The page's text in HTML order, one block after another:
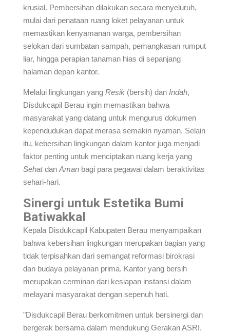
krusial. Pembersihan dilakukan secara menyeluruh,
mulai dari penataan ruang loket pelayanan untuk
memastikan kenyamanan warga, pembersihan
selokan dari sumbatan sampah, pemangkasan rumput
liar, hingga perapian tanaman hias di sepanjang
halaman depan kantor.
Melalui lingkungan yang Resik (bersih) dan Indah,
Disdukcapil Berau ingin memastikan bahwa
masyarakat yang datang untuk mengurus dokumen
kependudukan dapat merasa semakin nyaman. Selain
itu, kebersihan lingkungan dalam kantor juga menjadi
faktor penting untuk menciptakan ruang kerja yang
Sehatdan Aman bagi para pegawai dalam beraktivitas
sehari-hari.
Sinergi untuk Estetika Bumi
Batiwakkal
Kepala Disdukcapil Kabupaten Berau menyampaikan
bahwa kebersihan lingkungan merupakan bagian yang
tidak terpisahkan dari semangat reformasi birokrasi
dan budaya pelayanan prima. Kantor yang bersih
merupakan cerminan dari kesiapan instansi dalam
melayani masyarakat dengan sepenuh hati.
"Disdukcapil Berau berkomitmen untuk bersinergi dan
bergerak bersama dalam mendukung Gerakan ASRI.